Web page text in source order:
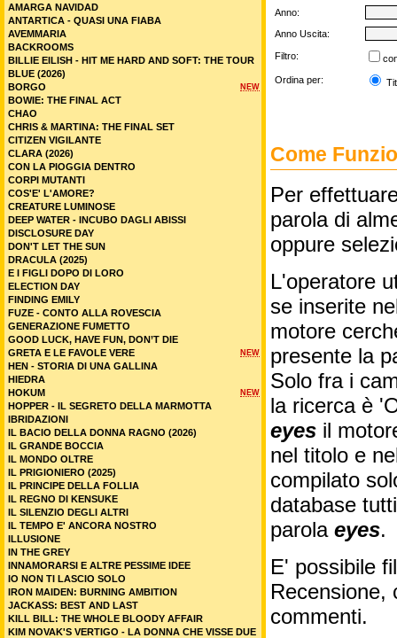
Anno:
Anno Uscita:
Filtro:
Ordina per:
Come
Per
parola di
oppure
L'operatore
se inserite
motore
presente la
Solo fra i
la ricerca è
eyes il
nel titolo e
compilato
database
parola eyes.
E' possibile
Recensione,
commenti.
AMARGA NAVIDAD
ANTARTICA - QUASI UNA FIABA
AVEMMARIA
BACKROOMS
BILLIE EILISH - HIT ME HARD AND SOFT: THE TOUR
BLUE (2026)
NEW
BORGO
BOWIE: THE FINAL ACT
CHAO
CHRIS & MARTINA: THE FINAL SET
CITIZEN VIGILANTE
CLARA (2026)
CON LA PIOGGIA DENTRO
CORPI MUTANTI
COS'E' L'AMORE?
CREATURE LUMINOSE
DEEP WATER - INCUBO DAGLI ABISSI
DISCLOSURE DAY
DON'T LET THE SUN
DRACULA (2025)
E I FIGLI DOPO DI LORO
ELECTION DAY
FINDING EMILY
FUZE - CONTO ALLA ROVESCIA
GENERAZIONE FUMETTO
GOOD LUCK, HAVE FUN, DON’T DIE
NEW
GRETA E LE FAVOLE VERE
HEN - STORIA DI UNA GALLINA
HIEDRA
NEW
HOKUM
HOPPER - IL SEGRETO DELLA MARMOTTA
IBRIDAZIONI
IL BACIO DELLA DONNA RAGNO (2026)
IL GRANDE BOCCIA
IL MONDO OLTRE
IL PRIGIONIERO (2025)
IL PRINCIPE DELLA FOLLIA
IL REGNO DI KENSUKE
IL SILENZIO DEGLI ALTRI
IL TEMPO E' ANCORA NOSTRO
ILLUSIONE
IN THE GREY
INNAMORARSI E ALTRE PESSIME IDEE
IO NON TI LASCIO SOLO
IRON MAIDEN: BURNING AMBITION
JACKASS: BEST AND LAST
KILL BILL: THE WHOLE BLOODY AFFAIR
KIM NOVAK'S VERTIGO - LA DONNA CHE VISSE DUE